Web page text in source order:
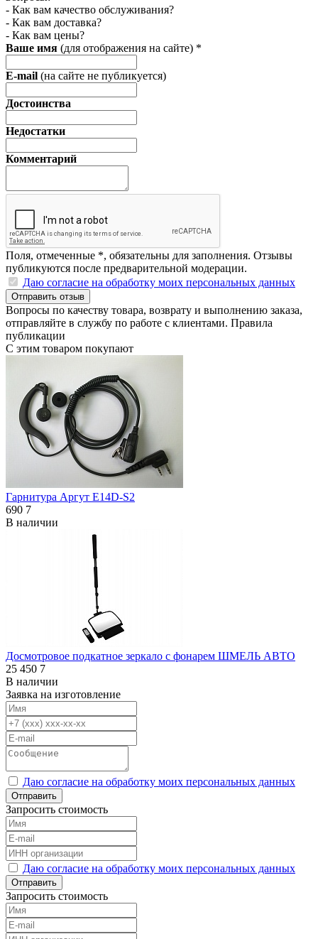
- Как вам качество обслуживания?
- Как вам доставка?
- Как вам цены?
Ваше имя (для отображения на сайте) *
E-mail (на сайте не публикуется)
Достоинства
Недостатки
Комментарий
Поля, отмеченные *, обязательны для заполнения. Отзывы
публикуются после предварительной модерации.
Даю согласие на обработку моих персональных данных
Отправить отзыв
Вопросы по качеству товара, возврату и выполнению заказа,
отправляйте в службу по работе с клиентами. Правила
публикации
С этим товаром покупают
Гарнитура Аргут E14D-S2
690 7
В наличии
Досмотровое подкатное зеркало с фонарем ШМЕЛЬ АВТО
25 450 7
В наличии
Заявка на изготовление
Даю согласие на обработку моих персональных данных
Отправить
Запросить стоимость
Даю согласие на обработку моих персональных данных
Отправить
Запросить стоимость